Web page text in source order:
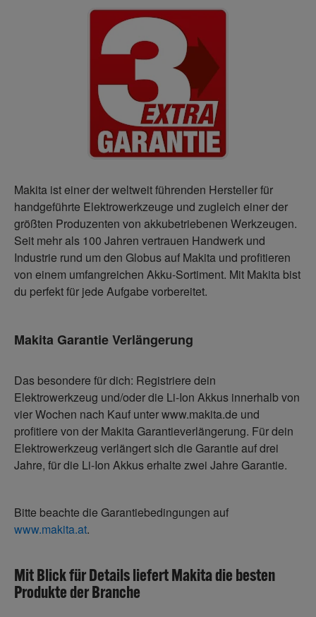
Makita ist einer der weltweit führenden Hersteller für
handgeführte Elektrowerkzeuge und zugleich einer der
größten Produzenten von akkubetriebenen Werkzeugen.
Seit mehr als 100 Jahren vertrauen Handwerk und
Industrie rund um den Globus auf Makita und profitieren
von einem umfangreichen Akku-Sortiment. Mit Makita bist
du perfekt für jede Aufgabe vorbereitet.
Makita Garantie Verlängerung
Das besondere für dich: Registriere dein
Elektrowerkzeug und/oder die Li-Ion Akkus innerhalb von
vier Wochen nach Kauf unter www.makita.de und
profitiere von der Makita Garantieverlängerung. Für dein
Elektrowerkzeug verlängert sich die Garantie auf drei
Jahre, für die Li-Ion Akkus erhalte zwei Jahre Garantie.
Bitte beachte die Garantiebedingungen auf
www.makita.at.
Mit Blick für Details liefert Makita die besten
Produkte der Branche